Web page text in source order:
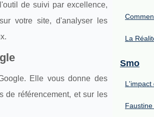
de suivi par excellence,
votre site, d'analyser les
Elle vous donne des
de référencement, et sur les
La
Smo
L'impact
Faustine